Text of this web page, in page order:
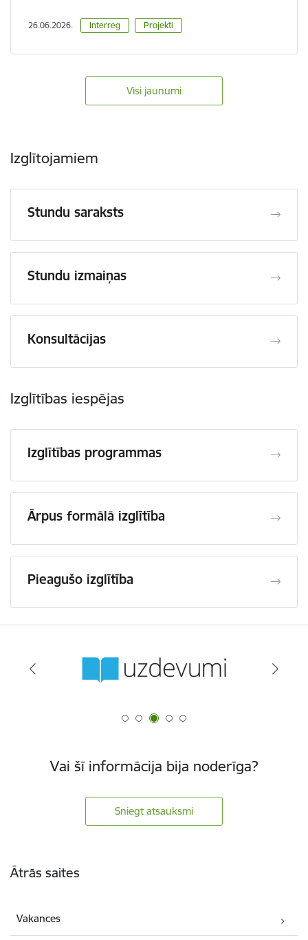
26.06.2026. Interreg Projekti
Visi jaunumi
Izglītojamiem
Stundu saraksts
Stundu izmaiņas
Konsultācijas
Izglītības iespējas
Izglītības programmas
Ārpus formālā izglītība
Pieagušo izglītība
Vai šī informācija bija noderīga?
Sniegt atsauksmi
Ātrās saites
Vakances